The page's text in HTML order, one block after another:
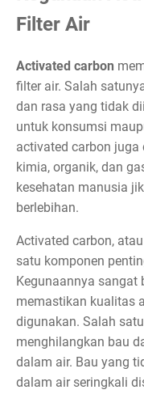
Filter Air
Activated carbon
filter air. Salah
dan rasa yang tidak
untuk konsumsi
activated carbon
kimia, organik, dan
kesehatan manusia
berlebihan.
Activated carbon,
satu komponen
Kegunaannya sangat
memastikan kualitas
digunakan. Salah
menghilangkan bau
dalam air. Bau yang
dalam air seringkali